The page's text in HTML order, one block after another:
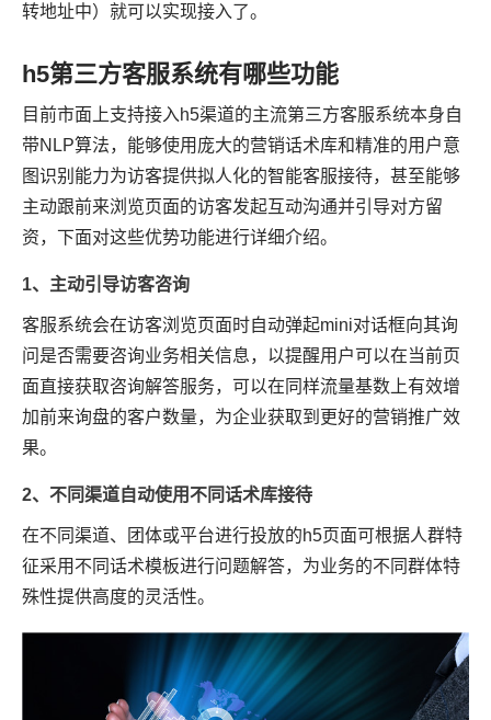
转地址中）就可以实现接入了。
h5第三方客服系统有哪些功能
目前市面上支持接入h5渠道的主流第三方客服系统本身自
带NLP算法，能够使用庞大的营销话术库和精准的用户意
图识别能力为访客提供拟人化的智能客服接待，甚至能够
主动跟前来浏览页面的访客发起互动沟通并引导对方留
资，下面对这些优势功能进行详细介绍。
1、主动引导访客咨询
客服系统会在访客浏览页面时自动弹起mini对话框向其询
问是否需要咨询业务相关信息，以提醒用户可以在当前页
面直接获取咨询解答服务，可以在同样流量基数上有效增
加前来询盘的客户数量，为企业获取到更好的营销推广效
果。
2、不同渠道自动使用不同话术库接待
在不同渠道、团体或平台进行投放的h5页面可根据人群特
征采用不同话术模板进行问题解答，为业务的不同群体特
殊性提供高度的灵活性。